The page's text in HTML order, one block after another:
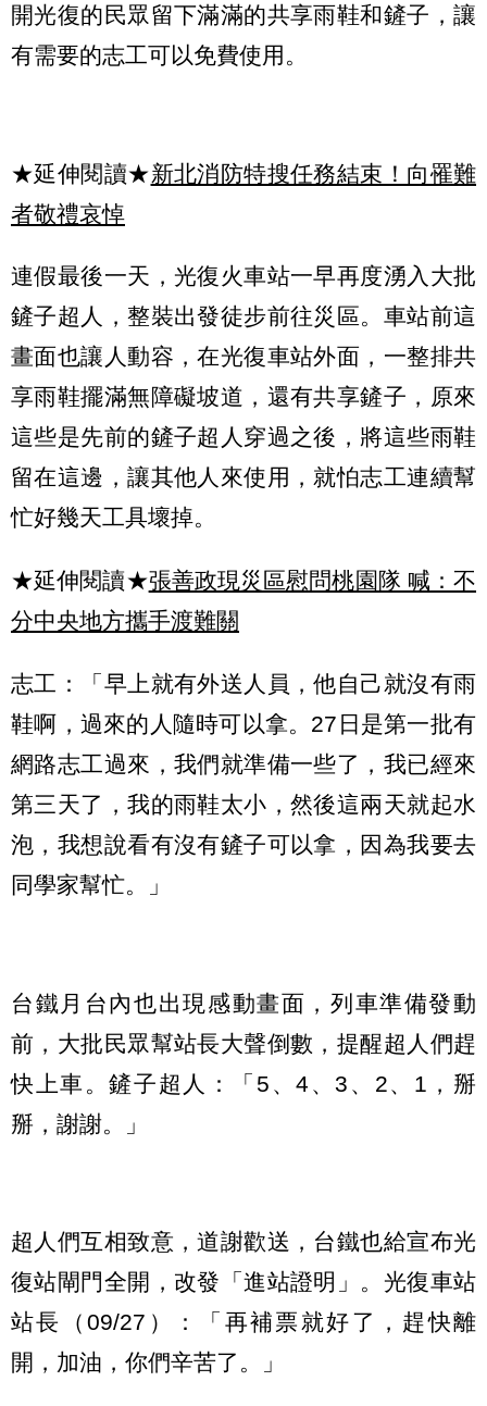
開光復的民眾留下滿滿的共享雨鞋和鏟子，讓
有需要的志工可以免費使用。
★延伸閱讀★新北消防特搜任務結束！向罹難
者敬禮哀悼
連假最後一天，光復火車站一早再度湧入大批
鏟子超人，整裝出發徒步前往災區。車站前這
畫面也讓人動容，在光復車站外面，一整排共
享雨鞋擺滿無障礙坡道，還有共享鏟子，原來
這些是先前的鏟子超人穿過之後，將這些雨鞋
留在這邊，讓其他人來使用，就怕志工連續幫
忙好幾天工具壞掉。
★延伸閱讀★張善政現災區慰問桃園隊 喊：不
分中央地方攜手渡難關
志工：「早上就有外送人員，他自己就沒有雨
鞋啊，過來的人隨時可以拿。27日是第一批有
網路志工過來，我們就準備一些了，我已經來
第三天了，我的雨鞋太小，然後這兩天就起水
泡，我想說看有沒有鏟子可以拿，因為我要去
同學家幫忙。」
台鐵月台內也出現感動畫面，列車準備發動
前，大批民眾幫站長大聲倒數，提醒超人們趕
快上車。鏟子超人：「5、4、3、2、1，掰
掰，謝謝。」
超人們互相致意，道謝歡送，台鐵也給宣布光
復站閘門全開，改發「進站證明」。光復車站
站長（09/27）：「再補票就好了，趕快離
開，加油，你們辛苦了。」